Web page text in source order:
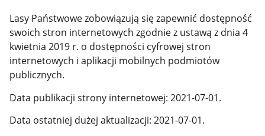
Lasy Państwowe zobowiązują się zapewnić dostępność
swoich stron internetowych zgodnie z ustawą z dnia 4
kwietnia 2019 r. o dostępności cyfrowej stron
internetowych i aplikacji mobilnych podmiotów
publicznych.
Data publikacji strony internetowej: 2021-07-01.
Data ostatniej dużej aktualizacji: 2021-07-01.